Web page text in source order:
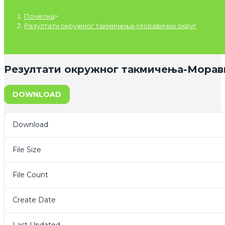
Почетна>
Резултати окружног такмичења-Моравички округ
Резултати окружног такмичења-
DOWNLOAD
Download
File Size
File Count
Create Date